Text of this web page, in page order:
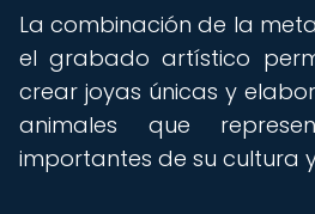
La combinación de la
el grabado artístico
crear joyas únicas y
animales que
importantes de su cultura